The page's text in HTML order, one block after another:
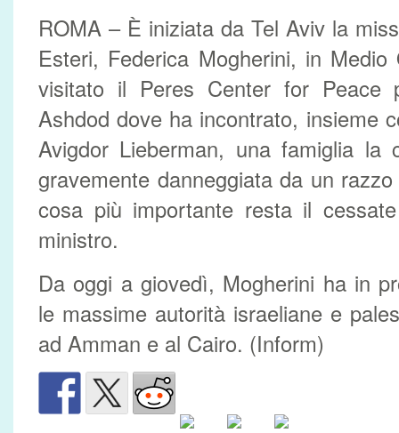
ROMA – È iniziata da Tel Aviv la
Esteri, Federica Mogherini, in
visitato il Peres Center for
Ashdod dove ha incontrato, insieme
Avigdor Lieberman, una famiglia la
gravemente danneggiata da un
cosa più importante resta il
ministro.
Da oggi a giovedì, Mogherini ha in
le massime autorità israeliane e
ad Amman e al Cairo. (Inform)